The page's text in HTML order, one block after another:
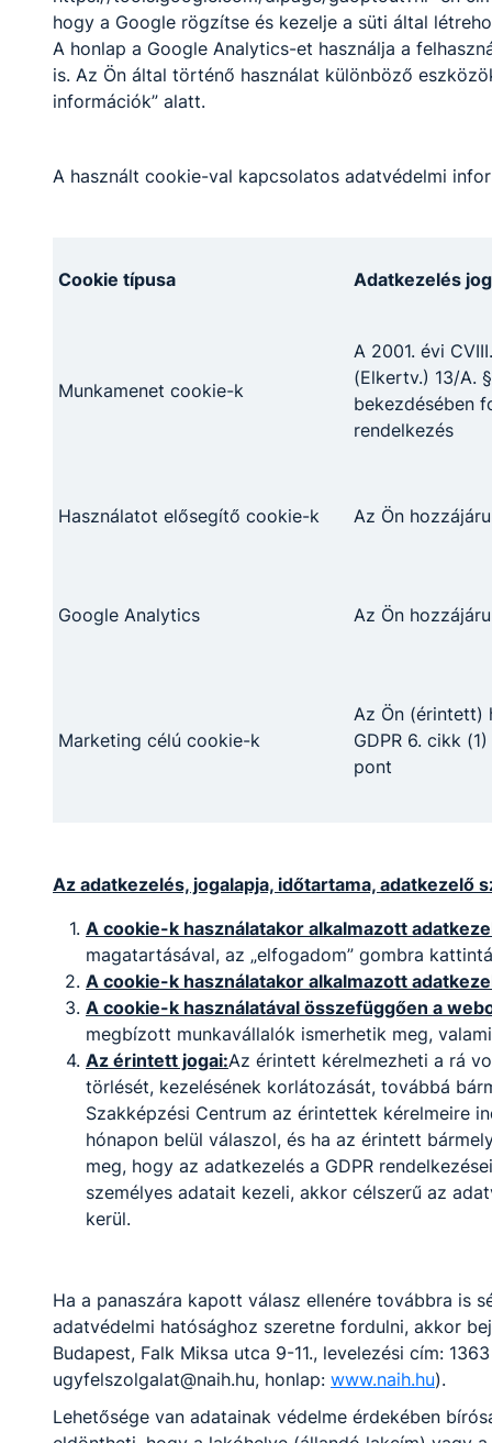
követően egyenes úton, már megszerzett
kreditekkel juthatnak be az adott egyetem
szakirányú képzésébe.
Informatikai rendszer- és alkalmazás-
üzemeltető technikus
Logisztikai technikus
Oktatási szakasszisztens
Oktatás
Tovább
hogy a Google rögzítse és kezelje a süti által
A honlap a Google Analytics-et használja a
is. Az Ön által történő használat különböző
információk” alatt.
A használt cookie-val kapcsolatos adatvédelmi
Cookie típusa Adatkezelés
Munkamenet cookie-k
A 2001. évi
(Elkertv.) 13/A.
bekezdésében
rendelkezés
Használatot elősegítő cookie-k Az Ön
Google Analytics Az Ön
Marketing célú cookie-k
Az Ön (érintett)
GDPR 6. cikk
pont
Az adatkezelés, jogalapja, időtartama, adatkezelő
A cookie-k használatakor alkalmazott
magatartásával, az „elfogadom” gombra
A cookie-k használatakor alkalmazott
A cookie-k használatával összefüggően a
megbízott munkavállalók ismerhetik meg,
Az érintett jogai:Az érintett kérelmezheti a rá
törlését, kezelésének korlátozását, továbbá
Szakképzési Centrum az érintettek kérelmeire
hónapon belül válaszol, és ha az érintett
meg, hogy az adatkezelés a GDPR
személyes adatait kezeli, akkor célszerű az
kerül.
Ha a panaszára kapott válasz ellenére továbbra is
adatvédelmi hatósághoz szeretne fordulni, akkor
Budapest, Falk Miksa utca 9-11., levelezési cím:
ugyfelszolgalat@naih.hu, honlap: www.naih.hu).
Lehetősége van adatainak védelme érdekében